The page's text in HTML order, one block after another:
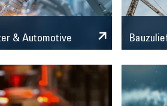
& Automotive